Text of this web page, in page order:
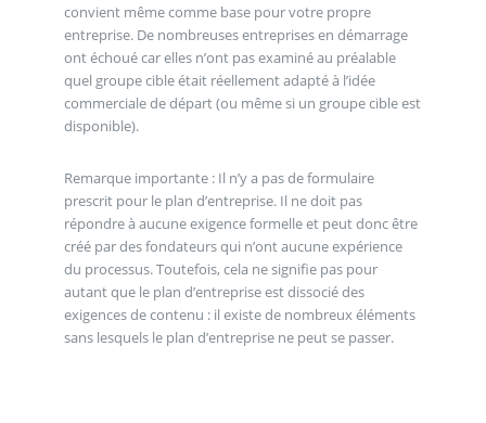
convient même comme base pour votre propre
entreprise. De nombreuses entreprises en démarrage
ont échoué car elles n’ont pas examiné au préalable
quel groupe cible était réellement adapté à l’idée
commerciale de départ (ou même si un groupe cible est
disponible).
Remarque importante : Il n’y a pas de formulaire
prescrit pour le plan d’entreprise. Il ne doit pas
répondre à aucune exigence formelle et peut donc être
créé par des fondateurs qui n’ont aucune expérience
du processus. Toutefois, cela ne signifie pas pour
autant que le plan d’entreprise est dissocié des
exigences de contenu : il existe de nombreux éléments
sans lesquels le plan d’entreprise ne peut se passer.